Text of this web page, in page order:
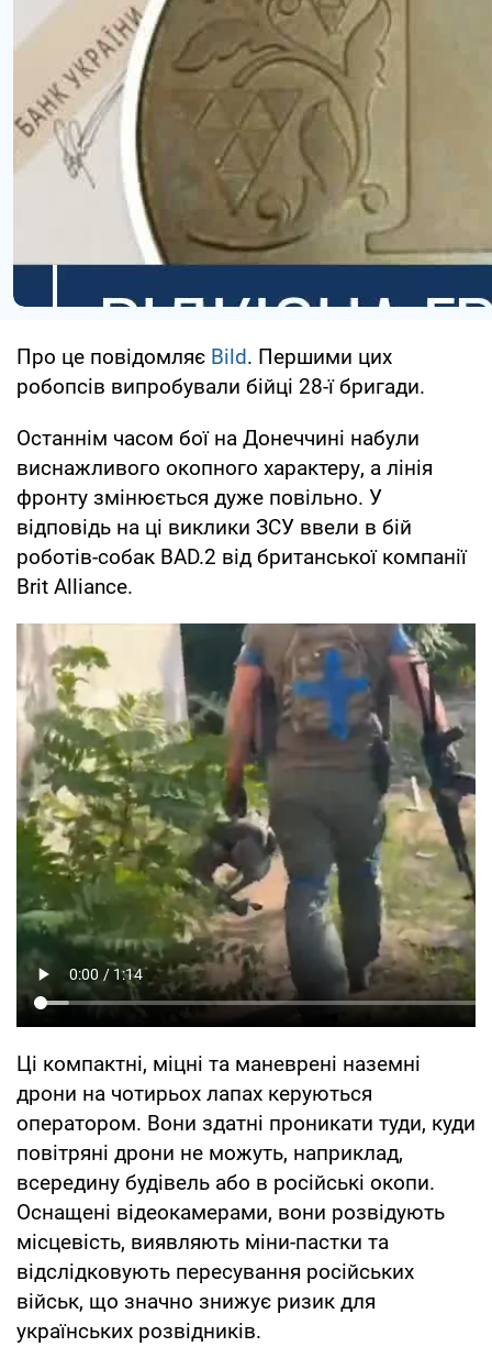
Про це повідомляє Bild. Першими цих
робопсів випробували бійці 28-ї бригади.
Останнім часом бої на Донеччині набули
виснажливого окопного характеру, а лінія
фронту змінюється дуже повільно. У
відповідь на ці виклики ЗСУ ввели в бій
роботів-собак BAD.2 від британської компанії
Brit Alliance.
Ці компактні, міцні та маневрені наземні
дрони на чотирьох лапах керуються
оператором. Вони здатні проникати туди, куди
повітряні дрони не можуть, наприклад,
всередину будівель або в російські окопи.
Оснащені відеокамерами, вони розвідують
місцевість, виявляють міни-пастки та
відслідковують пересування російських
військ, що значно знижує ризик для
українських розвідників.